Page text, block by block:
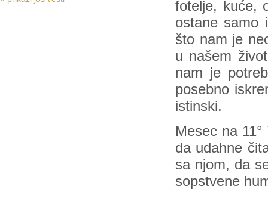
fotelje, kuće,
ostane samo
što nam je
u našem
nam je
posebno
istinski.
Mesec na
da udahne
sa njom, da
sopstvene